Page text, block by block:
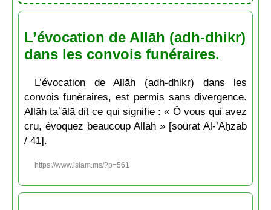
L’évocation de Allāh (adh-dhikr)
dans les convois funéraires.
L’évocation de Allāh (adh-dhikr) dans les
convois funéraires, est permis sans divergence.
Allāh taʿālā dit ce qui signifie : « Ô vous qui avez
cru, évoquez beaucoup Allāh » [soūrat Al-’Aḥzāb
/ 41].
https://www.islam.ms/?p=561